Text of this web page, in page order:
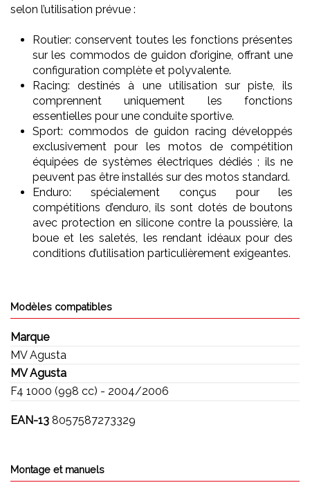
selon l’utilisation prévue :
Routier: conservent toutes les fonctions présentes
sur les commodos de guidon d’origine, offrant une
configuration complète et polyvalente.
Racing: destinés à une utilisation sur piste, ils
comprennent uniquement les fonctions
essentielles pour une conduite sportive.
Sport: commodos de guidon racing développés
exclusivement pour les motos de compétition
équipées de systèmes électriques dédiés ; ils ne
peuvent pas être installés sur des motos standard.
Enduro: spécialement conçus pour les
compétitions d’enduro, ils sont dotés de boutons
avec protection en silicone contre la poussière, la
boue et les saletés, les rendant idéaux pour des
conditions d’utilisation particulièrement exigeantes.
Modèles compatibles
Marque
MV Agusta
MV Agusta
F4 1000 (998 cc) - 2004/2006
EAN-13 8057587273329
Montage et manuels